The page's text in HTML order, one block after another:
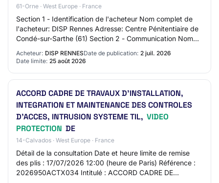
61-Orne · West Europe · France
Section 1 - Identification de l'acheteur Nom complet de
l'acheteur: DISP Rennes Adresse: Centre Pénitentiaire de
Condé-sur-Sarthe (61) Section 2 - Communication Nom
Acheteur: DISP RENNESDate de publication: 2 juil. 2026
Date limite: 25 août 2026
ACCORD CADRE DE TRAVAUX D'INSTALLATION,
INTEGRATION ET MAINTENANCE DES CONTROLES
D'ACCES, INTRUSION SYSTEME TIL, VIDEO
PROTECTION DE
14-Calvados · West Europe · France
Détail de la consultation Date et heure limite de remise
des plis : 17/07/2026 12:00 (heure de Paris) Référence :
2026950ACTX034 Intitulé : ACCORD CADRE DE